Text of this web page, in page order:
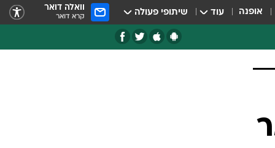
אופנה עוד שיתופי פעולה וואלה דואר
קרא דואר